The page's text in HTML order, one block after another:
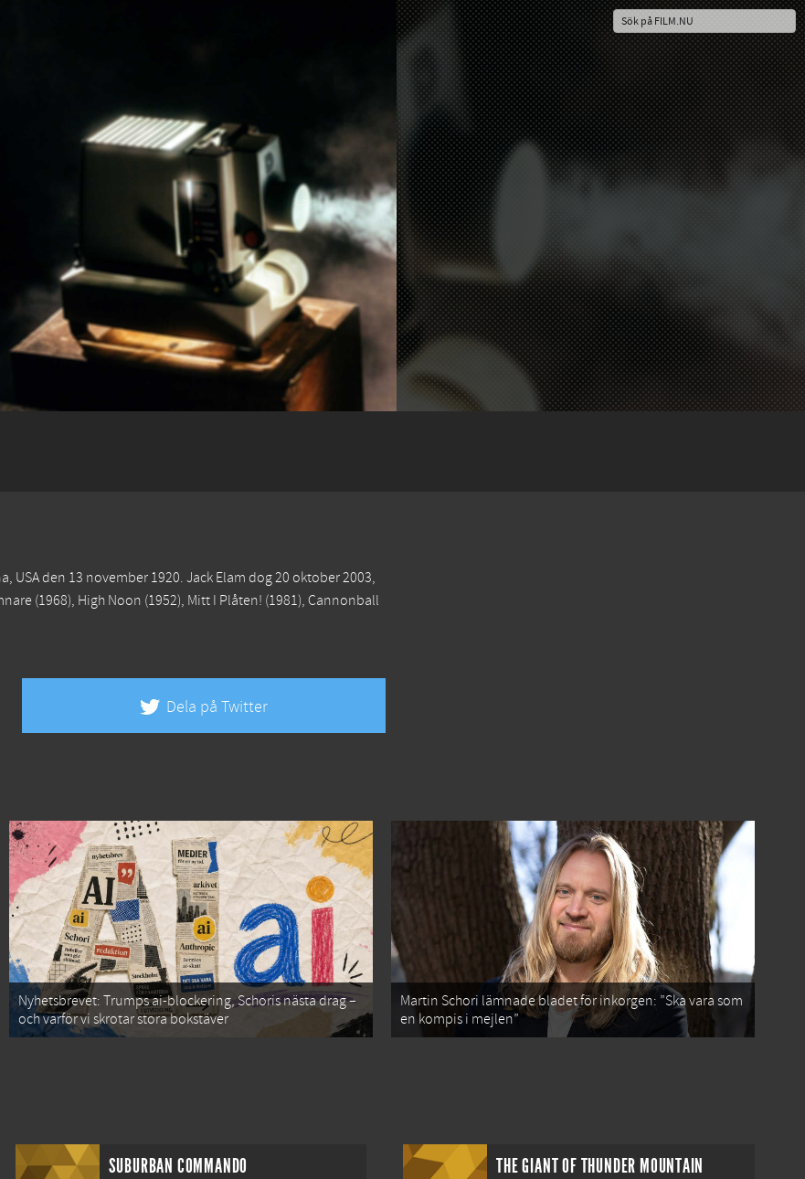
USA den 13 november 1920. Jack Elam dog 20 oktober 2003,
(1968), High Noon (1952), Mitt I Plåten! (1981), Cannonball
Dela på Twitter
Nyhetsbrevet: Trumps ai-blockering, Schoris nästa drag –
och varför vi skrotar stora bokstäver
Martin Schori lämnade bladet för inkorgen: ”Ska vara som
en kompis i mejlen”
SUBURBAN COMMANDO
THE GIANT OF THUNDER MOUNTAIN